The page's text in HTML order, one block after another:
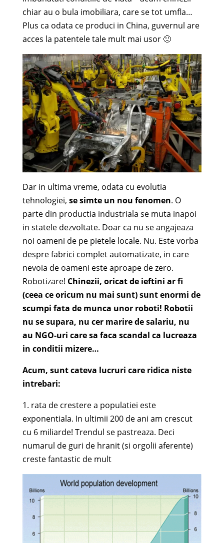
chiar au o bula imobiliara, care se tot umfla…
Plus ca odata ce produci in China, guvernul are
acces la patentele tale mult mai usor 🙂
Dar in ultima vreme, odata cu evolutia
tehnologiei, se simte un nou fenomen. O
parte din productia industriala se muta inapoi
in statele dezvoltate. Doar ca nu se angajeaza
noi oameni de pe pietele locale. Nu. Este vorba
despre fabrici complet automatizate, in care
nevoia de oameni este aproape de zero.
Robotizare! Chinezii, oricat de ieftini ar fi
(ceea ce oricum nu mai sunt) sunt enormi de
scumpi fata de munca unor roboti! Robotii
nu se supara, nu cer marire de salariu, nu
au NGO-uri care sa faca scandal ca lucreaza
in conditii mizere…
Acum, sunt cateva lucruri care ridica niste
intrebari:
1. rata de crestere a populatiei este
exponentiala. In ultimii 200 de ani am crescut
cu 6 miliarde! Trendul se pastreaza. Deci
numarul de guri de hranit (si orgolii aferente)
creste fantastic de mult